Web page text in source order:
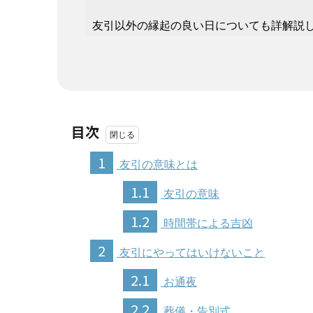
友引以外の縁起の良い日についても詳解説
目次
1
友引の意味とは
1.1 友引の意味
1.2 時間帯による吉凶
2 友引にやってはいけないこと
2.1 お通夜
2.2